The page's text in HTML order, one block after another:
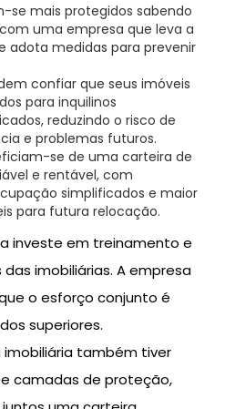
se mais protegidos sabendo
uma empresa que leva a
adota medidas para prevenir
confiar que seus imóveis
para inquilinos
reduzindo o risco de
e problemas futuros.
se de uma carteira de
e rentável, com
simplificados e maior
para futura relocação.
investe em treinamento e
imobiliárias. A empresa
o esforço conjunto é
superiores.
imobiliária também tiver
camadas de proteção,